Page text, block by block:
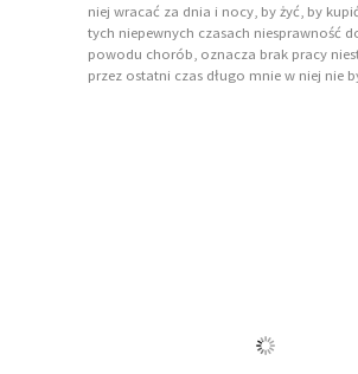
niej wracać za dnia i nocy, by żyć, by
tych niepewnych czasach niesprawność
powodu chorób, oznacza brak pracy
przez ostatni czas długo mnie w niej nie